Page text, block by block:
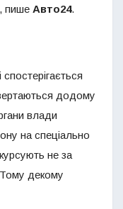
пише Авто24.
додому
влади
на спеціально
не за
Тому декому